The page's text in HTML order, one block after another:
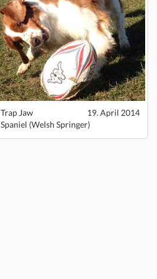
Trap Jaw
19. April 2014
Spaniel (Welsh Springer)